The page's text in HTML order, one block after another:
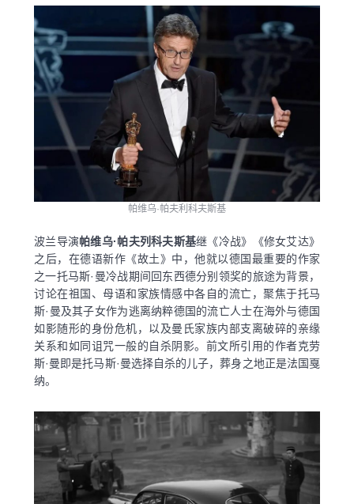
帕维乌·帕夫利科夫斯基
波兰导演帕维乌·帕夫列科夫斯基继《冷战》《修女艾达》
之后，在德语新作《故土》中，他就以德国最重要的作家
之一托马斯·曼冷战期间回东西德分别领奖的旅途为背景，
讨论在祖国、母语和家族情感中各自的流亡，聚焦于托马
斯·曼及其子女作为逃离纳粹德国的流亡人士在海外与德国
如影随形的身份危机，以及曼氏家族内部支离破碎的亲缘
关系和如同诅咒一般的自杀阴影。前文所引用的作者克劳
斯·曼即是托马斯·曼选择自杀的儿子，葬身之地正是法国戛
纳。